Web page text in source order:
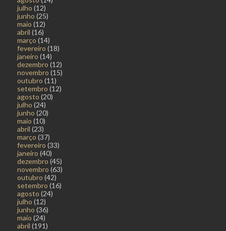
julho (12)
junho (25)
maio (12)
abril (16)
março (14)
fevereiro (18)
janeiro (14)
dezembro (12)
novembro (15)
outubro (11)
setembro (12)
agosto (20)
julho (24)
junho (20)
maio (10)
abril (23)
março (37)
fevereiro (33)
janeiro (40)
dezembro (45)
novembro (63)
outubro (42)
setembro (16)
agosto (24)
julho (12)
junho (36)
maio (24)
abril (191)